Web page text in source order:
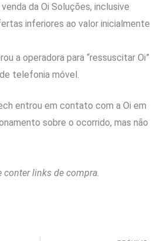
da Oi Soluções, inclusive
inferiores ao valor inicialmente
a operadora para “ressuscitar Oi”
telefonia móvel.
entrou em contato com a Oi em
sobre o ocorrido, mas não
links de compra.